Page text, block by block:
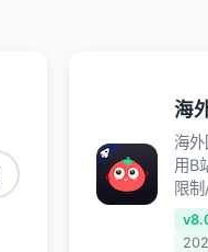
海
海
用B
限
题,
国